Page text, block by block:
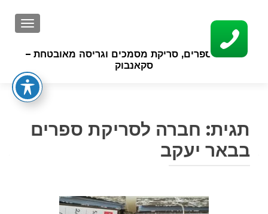
סריקת ספרים, סריקת מסמכים וגריסה מאובטחת –
סקאנבוק
תגית: חברה לסריקת ספרים
בבאר יעקב